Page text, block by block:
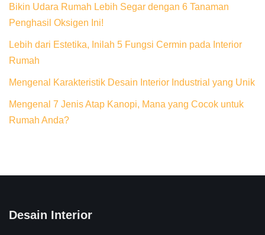
Bikin Udara Rumah Lebih Segar dengan 6 Tanaman
Penghasil Oksigen Ini!
Lebih dari Estetika, Inilah 5 Fungsi Cermin pada Interior
Rumah
Mengenal Karakteristik Desain Interior Industrial yang Unik
Mengenal 7 Jenis Atap Kanopi, Mana yang Cocok untuk
Rumah Anda?
Desain Interior